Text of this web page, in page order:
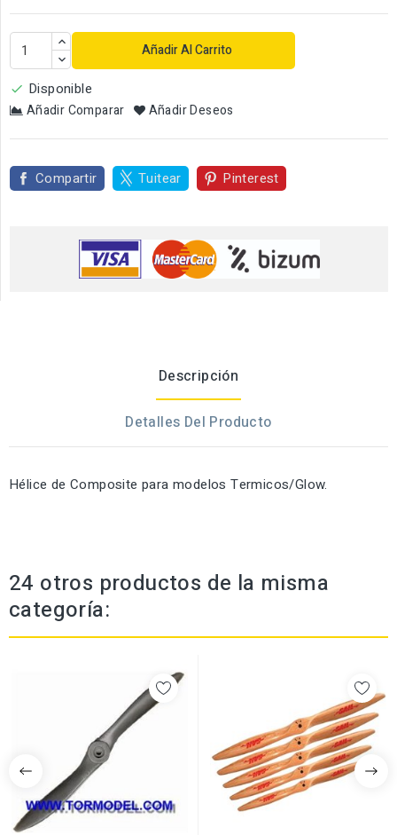
Añadir Al Carrito
 Disponible
Añadir Comparar Añadir Deseos
Compartir Tuitear Pinterest
Descripción
Detalles Del Producto
Hélice de Composite para modelos Termicos/Glow.
24 otros productos de la misma
categoría: